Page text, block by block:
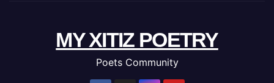
MY XITIZ POETRY
Poets Community